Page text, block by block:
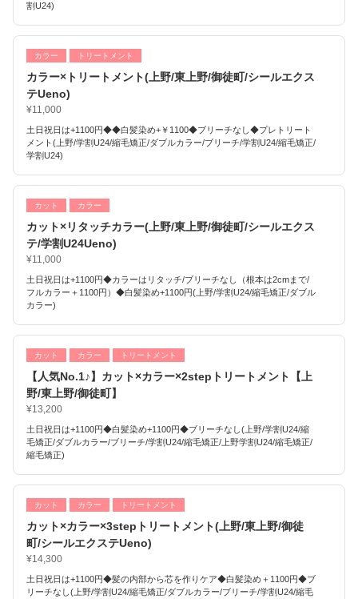
割U24)
カラー トリートメント
カラー×トリートメント(上野/東上野/御徒町/シールエクス
テUeno)
¥11,000
土日祝日は+1100円◆◆白髪染め+￥1100◆ブリーチなし◆プレトリート
メント(上野/学割U24/縮毛矯正/ダブルカラー/ブリーチ/学割U24/縮毛矯正/
学割U24)
カット カラー
カット×リタッチカラー(上野/東上野/御徒町/シールエクス
テ/学割U24Ueno)
¥11,000
土日祝日は+1100円◆カラーはリタッチ/ブリーチなし（根本は2cmまで/
フルカラー＋1100円）◆白髪染め+1100円(上野/学割U24/縮毛矯正/ダブル
カラー)
カット カラー トリートメント
【人気No.1♪】カット×カラー×2stepトリートメント【上
野/東上野/御徒町】
¥13,200
土日祝日は+1100円◆白髪染め+1100円◆ブリーチなし(上野/学割U24/縮
毛矯正/ダブルカラー/ブリーチ/学割U24/縮毛矯正/上野学割U24/縮毛矯正/
縮毛矯正)
カット カラー トリートメント
カット×カラー×3stepトリートメント(上野/東上野/御徒
町/シールエクステUeno)
¥14,300
土日祝日は+1100円◆髪の内部から芯を作りケア◆白髪染め＋1100円◆ブ
リーチなし(上野/学割U24/縮毛矯正/ダブルカラー/ブリーチ/学割U24/縮毛